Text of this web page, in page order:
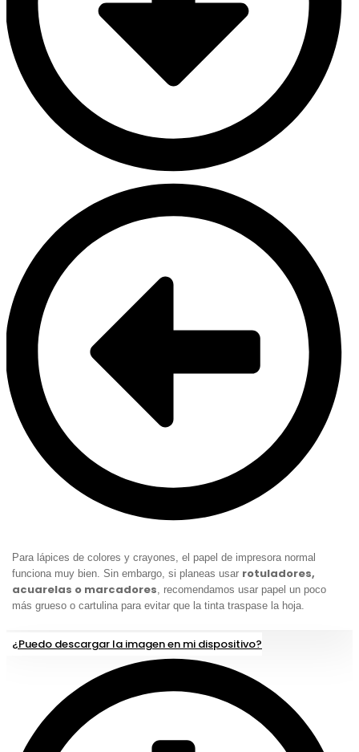
Para lápices de colores y crayones, el papel de impresora normal
funciona muy bien. Sin embargo, si planeas usar rotuladores,
acuarelas o marcadores , recomendamos usar papel un poco
más grueso o cartulina para evitar que la tinta traspase la hoja.
¿Puedo descargar la imagen en mi dispositivo?